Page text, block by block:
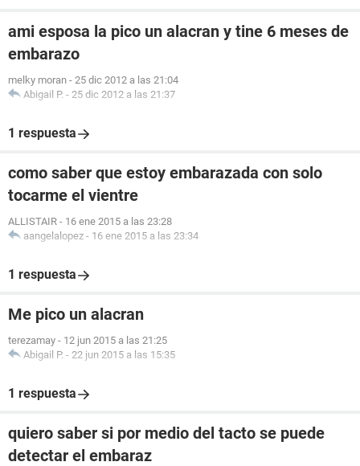
ami esposa la pico un alacran y tine 6 meses de
embarazo
melky moran - 25 dic 2012 a las 21:04
Abigail P. - 25 dic 2012 a las 21:37
1 respuesta
como saber que estoy embarazada con solo
tocarme el vientre
ALLISTAIR - 16 ene 2015 a las 23:28
aangelalopez - 16 ene 2015 a las 23:34
1 respuesta
Me pico un alacran
terezamay - 12 jun 2015 a las 21:25
Abigail P. - 22 jun 2015 a las 15:35
1 respuesta
quiero saber si por medio del tacto se puede
detectar el embaraz